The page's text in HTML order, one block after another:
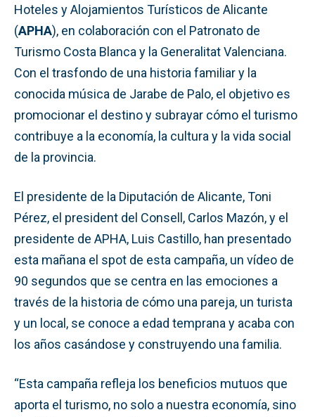
Hoteles y Alojamientos Turísticos de Alicante
(APHA), en colaboración con el Patronato de
Turismo Costa Blanca y la Generalitat Valenciana.
Con el trasfondo de una historia familiar y la
conocida música de Jarabe de Palo, el objetivo es
promocionar el destino y subrayar cómo el turismo
contribuye a la economía, la cultura y la vida social
de la provincia.
El presidente de la Diputación de Alicante, Toni
Pérez, el president del Consell, Carlos Mazón, y el
presidente de APHA, Luis Castillo, han presentado
esta mañana el spot de esta campaña, un vídeo de
90 segundos que se centra en las emociones a
través de la historia de cómo una pareja, un turista
y un local, se conoce a edad temprana y acaba con
los años casándose y construyendo una familia.
“Esta campaña refleja los beneficios mutuos que
aporta el turismo, no solo a nuestra economía, sino